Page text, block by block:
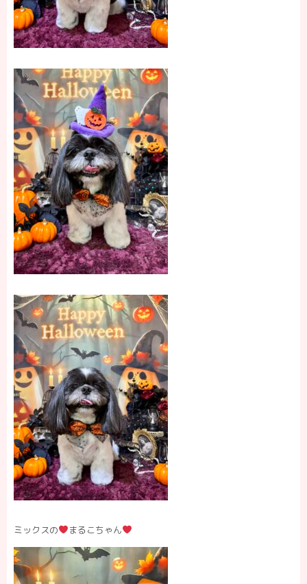
ミックスの まるこちゃん